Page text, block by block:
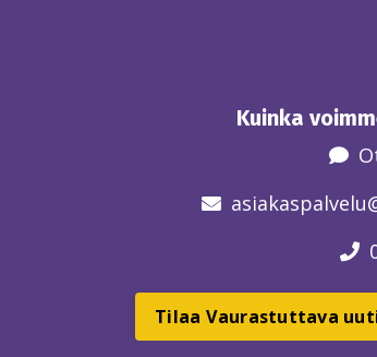
Kuinka
asiakaspalvelu
Tilaa Vaurastuttava